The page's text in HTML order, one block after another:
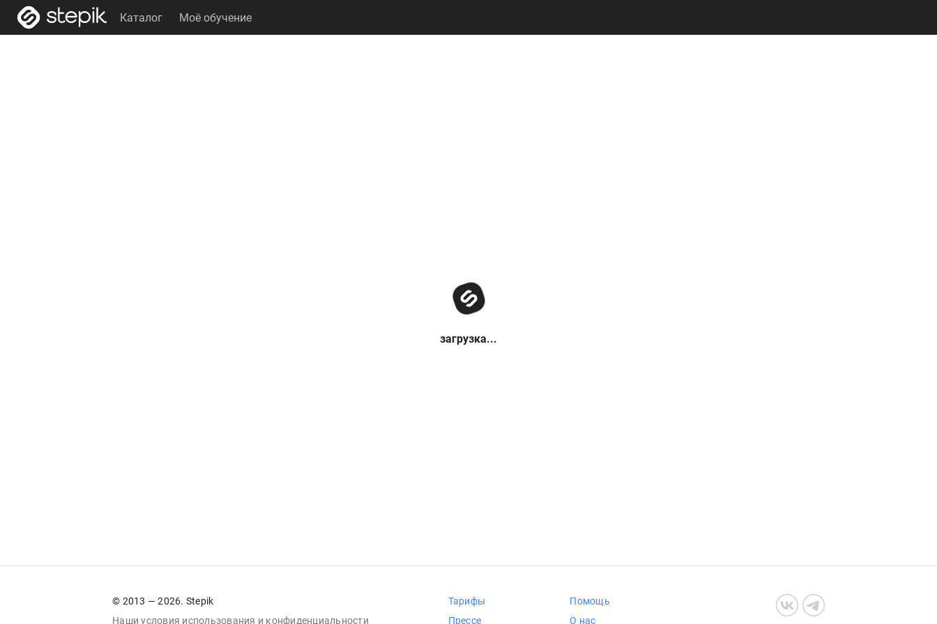
Каталог Моё обучение
загрузка...
© 2013 — 2026. Stepik
Наши условия использования и конфиденциальности
Тарифы
Прессе
Помощь
О нас